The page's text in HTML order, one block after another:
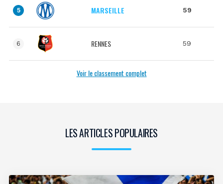
5 MARSEILLE 59
6 RENNES 59
Voir le classement complet
LES ARTICLES POPULAIRES